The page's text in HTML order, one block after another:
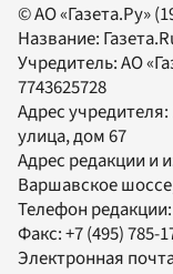
© АО «Газета.Ру»
Название:
Учредитель:АО
7743625728
Адрес
улица, дом 67
Адрес редакции и
Варшавское
Телефон редакции:
Факс:+7 (495) 785-
Электронная